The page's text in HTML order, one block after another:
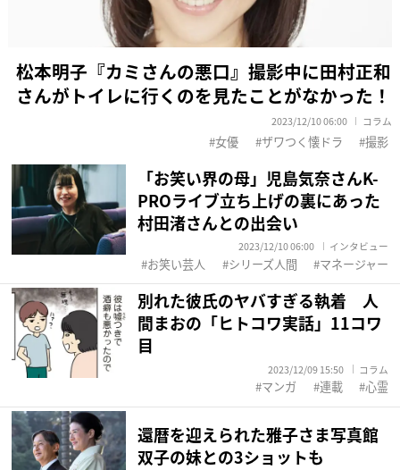
松本明子『カミさんの悪口』撮影中に田村正和
さんがトイレに行くのを見たことがなかった！
2023/12/10 06:00 コラム
女優 ザワつく懐ドラ 撮影
「お笑い界の母」児島気奈さんK-
PROライブ立ち上げの裏にあった
村田渚さんとの出会い
2023/12/10 06:00 インタビュー
お笑い芸人 シリーズ人間 マネージャー
別れた彼氏のヤバすぎる執着 人
間まおの「ヒトコワ実話」11コワ
目
2023/12/09 15:50 コラム
マンガ 連載 心霊
還暦を迎えられた雅子さま写真館
双子の妹との3ショットも